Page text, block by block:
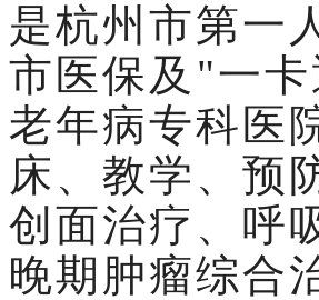
是杭州市第一
市医保及"一
老年病专科医
床、教学、预
创面治疗、呼
晚期肿瘤综合